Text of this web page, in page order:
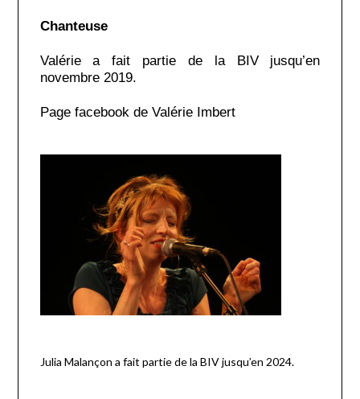
Chanteuse
Valérie a fait partie de la BIV jusqu’en
novembre 2019.
Page facebook de Valérie Imbert
Julia Malançon a fait partie de la BIV jusqu’en 2024.